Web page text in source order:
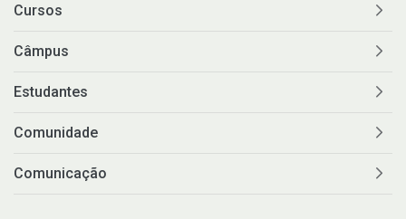
Cursos
Câmpus
Estudantes
Comunidade
Comunicação